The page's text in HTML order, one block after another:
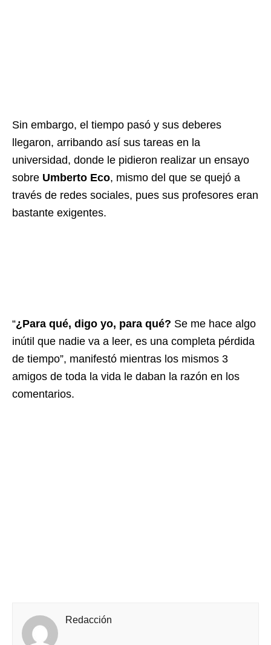
Sin embargo, el tiempo pasó y sus deberes
llegaron, arribando así sus tareas en la
universidad, donde le pidieron realizar un ensayo
sobre Umberto Eco, mismo del que se quejó a
través de redes sociales, pues sus profesores eran
bastante exigentes.
“¿Para qué, digo yo, para qué? Se me hace algo
inútil que nadie va a leer, es una completa pérdida
de tiempo”, manifestó mientras los mismos 3
amigos de toda la vida le daban la razón en los
comentarios.
Redacción